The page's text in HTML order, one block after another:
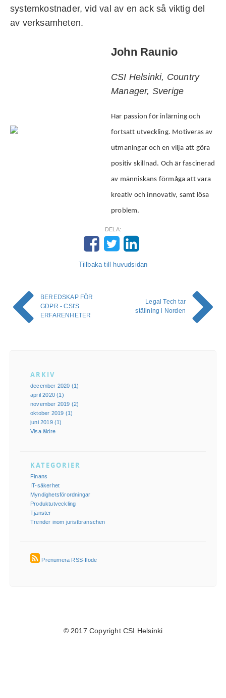
systemkostnader, vid val av en ack så viktig del
av verksamheten.
John Raunio
CSI Helsinki, Country
Manager, Sverige
Har passion för inlärning och
fortsatt utveckling. Motiveras av
utmaningar och en vilja att göra
positiv skillnad. Och är fascinerad
av människans förmåga att vara
kreativ och innovativ, samt lösa
problem.
DELA:
Tillbaka till huvudsidan
BEREDSKAP FÖR
GDPR - CSI'S
ERFARENHETER
Legal Tech tar
ställning i Norden
ARKIV
december 2020 (1)
april 2020 (1)
november 2019 (2)
oktober 2019 (1)
juni 2019 (1)
Visa äldre
KATEGORIER
Finans
IT-säkerhet
Myndighetsförordningar
Produktutveckling
Tjänster
Trender inom juristbranschen
Prenumera RSS-flöde
© 2017 Copyright CSI Helsinki